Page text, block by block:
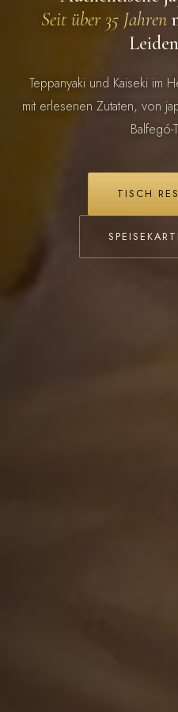
Seit über 35 Jahren
Teppanyaki und Kaiseki im
mit erlesenen Zutaten, von
Balfegó-
TISCH